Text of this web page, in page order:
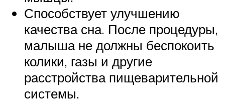
Способствует улучшению
качества сна. После процедуры,
малыша не должны беспокоить
колики, газы и другие
расстройства пищеварительной
системы.